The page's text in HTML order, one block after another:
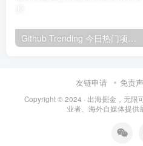
友链申请 免责
Copyright © 2024 · 出海掘金，无限
业者、海外自媒体提供